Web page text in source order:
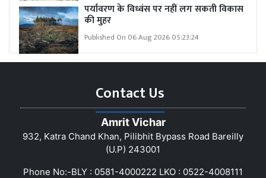
पर्यावरण के विध्वंस पर नहीं लग सकती विकास
की मुहर
Published On 06 Aug 2026 05:23:24
Contact Us
Amrit Vichar
932, Katra Chand Khan, Pilibhit Bypass Road Bareilly
(U.P) 243001
Phone No:-BLY : 0581-4000222 LKO : 0522-4008111